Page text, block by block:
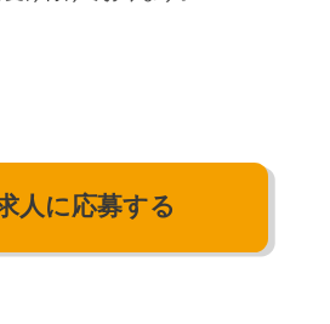
人に応募する